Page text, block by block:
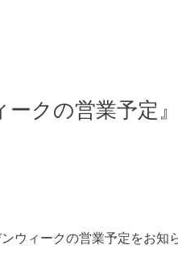
ークの営業予定』
ウィークの営業予定をお知